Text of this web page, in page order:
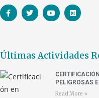
Últimas Actividades
PELIGROSAS
Read More »